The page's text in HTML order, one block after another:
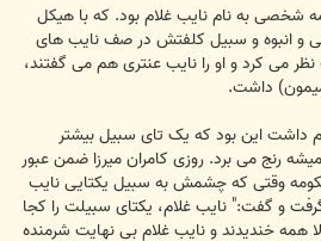
شخصی به نام نایب غلام بود. که با هیکل
و انبوه و سبیل کلفتش در صف نایب های
می کرد و او را نایب عنتری هم می گفتند،
میمون) داشت.
داشت این بود که یک تای سبیل بیشتر
رنج می برد. روزی کامران میرزا ضمن عبور
وقتی که چشمش به سبیل یکتایی نایب
و گفت:" نایب غلام، یکتای سبیلت را کجا
همه خندیدند و نایب غلام بی نهایت شرمنده